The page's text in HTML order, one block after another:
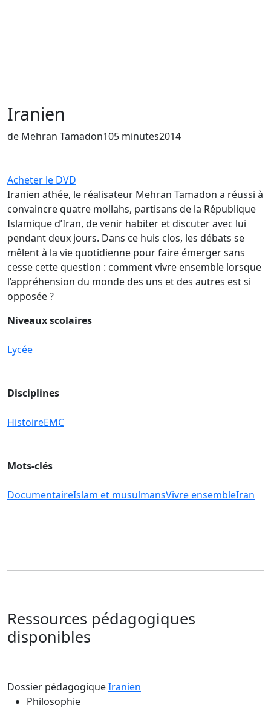
Iranien
de Mehran Tamadon105 minutes2014
Acheter le DVD
Iranien athée, le réalisateur Mehran Tamadon a réussi à
convaincre quatre mollahs, partisans de la République
Islamique d’Iran, de venir habiter et discuter avec lui
pendant deux jours. Dans ce huis clos, les débats se
mêlent à la vie quotidienne pour faire émerger sans
cesse cette question : comment vivre ensemble lorsque
l’appréhension du monde des uns et des autres est si
opposée ?
Niveaux scolaires
Lycée
Disciplines
HistoireEMC
Mots-clés
DocumentaireIslam et musulmansVivre ensembleIran
Ressources pédagogiques
disponibles
Dossier pédagogiqueIranien
Philosophie